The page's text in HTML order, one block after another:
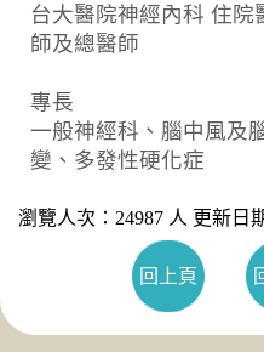
台大醫院神經內科 住院
師及總醫師
專長
一般神經科、腦中風及
變、多發性硬化症
瀏覽人次：24987 人 更新日
回上頁